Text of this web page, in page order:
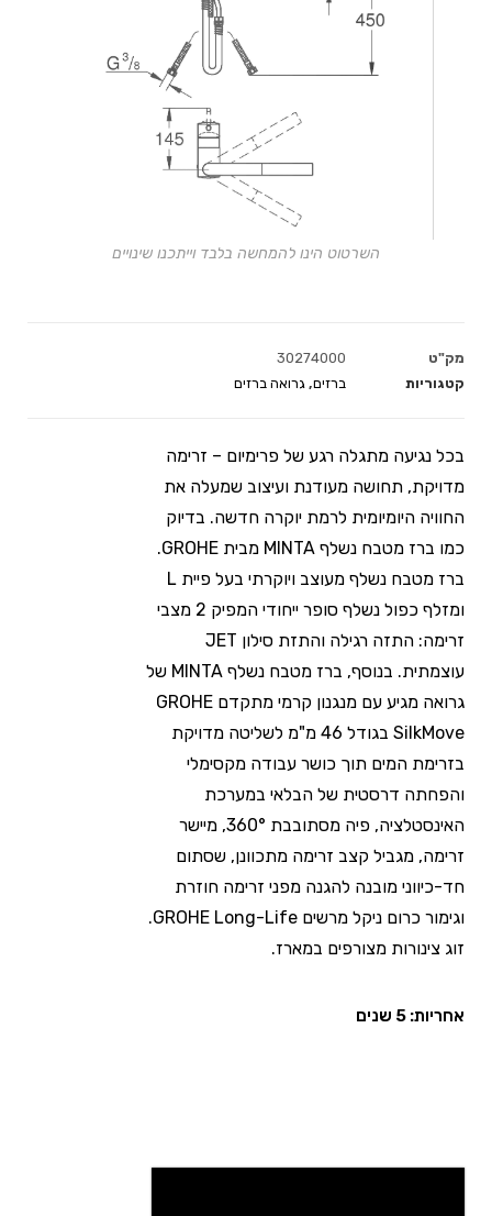
מק"ט
30274000
קטגוריות
ברזים, גרואה ברזים
בכל נגיעה מתגלה רגע של פרימיום – זרימה
מדויקת, תחושה מעודנת ועיצוב שמעלה את
החוויה היומיומית לרמת יוקרה חדשה. בדיוק
כמו ברז מטבח נשלף MINTA מבית GROHE.
ברז מטבח נשלף מעוצב ויוקרתי בעל פיית L
ומזלף כפול נשלף סופר ייחודי המפיק 2 מצבי
זרימה: התזה רגילה והתזת סילון JET
עוצמתית. בנוסף, ברז מטבח נשלף MINTA של
גרואה מגיע עם מנגנון קרמי מתקדם GROHE
SilkMove בגודל 46 מ"מ לשליטה מדויקת
בזרימת המים תוך כושר עבודה מקסימלי
והפחתה דרסטית של הבלאי במערכת
האינסטלציה, פיה מסתובבת 360°, מיישר
זרימה, מגביל קצב זרימה מתכוונן, שסתום
חד-כיווני מובנה להגנה מפני זרימה חוזרת
וגימור כרום ניקל מרשים GROHE Long-Life.
זוג צינורות מצורפים במארז.
אחריות: 5 שנים
השרטוט הינו להמחשה בלבד וייתכנו שינויים